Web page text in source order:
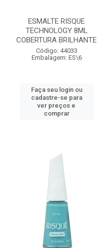
ESMALTE RISQUE
TECHNOLOGY 8ML
COBERTURA BRILHANTE
Código: 44033
Embalagem: ES\6
Faça seu login ou
cadastre-se para
ver preços e
comprar